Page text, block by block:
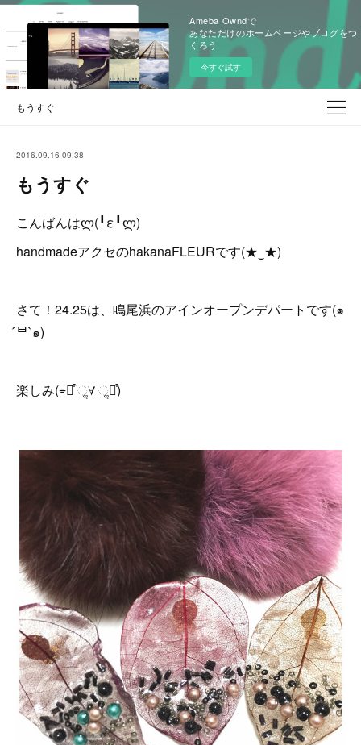
Ameba Owndで
あなただけのホームページやブログをつ
くろう
今すぐ試す
もうすぐ
2016.09.16 09:38
もうすぐ
こんばんはლ(╹ε╹ლ)
handmadeアクセのhakanaFLEURです(★‿★)
さて！24.25は、鳴尾浜のアインオープンデパートです(๑
́ᄇ`๑)
楽しみ(⌯꒪͒ ૢ∀ ૢ꒪͒)